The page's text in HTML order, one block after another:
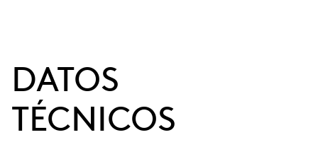
DATOS
TÉCNICOS